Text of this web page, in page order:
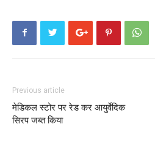
Previous article
मेडिकल स्टोर पर रेड कर आयुर्वेदिक
सिरप जब्त किया